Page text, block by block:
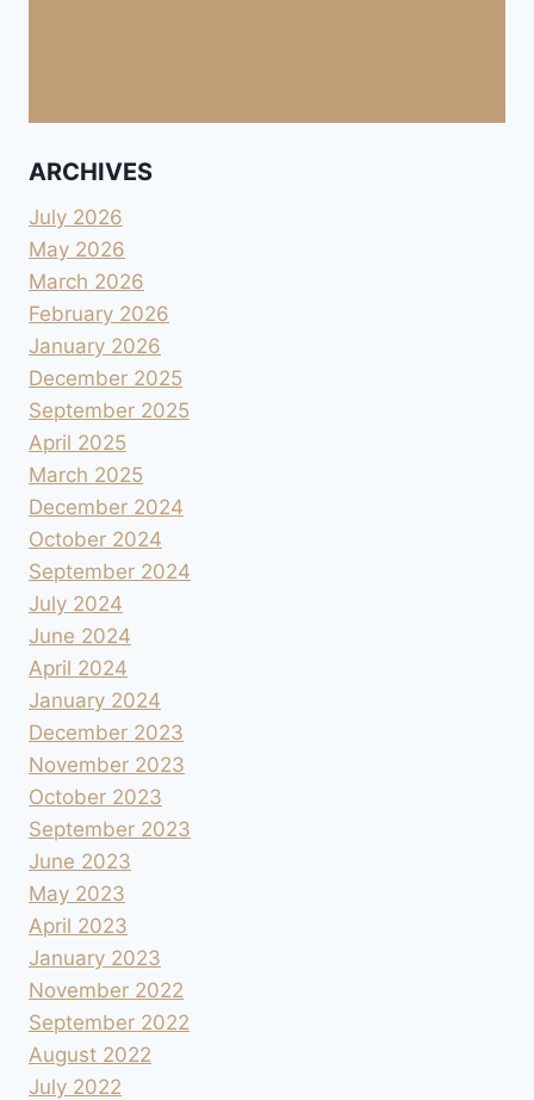
ARCHIVES
July 2026
May 2026
March 2026
February 2026
January 2026
December 2025
September 2025
April 2025
March 2025
December 2024
October 2024
September 2024
July 2024
June 2024
April 2024
January 2024
December 2023
November 2023
October 2023
September 2023
June 2023
May 2023
April 2023
January 2023
November 2022
September 2022
August 2022
July 2022